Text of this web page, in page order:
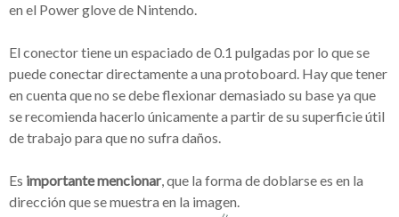
en el Power glove de Nintendo.
El conector tiene un espaciado de 0.1 pulgadas por lo que se
puede conectar directamente a una protoboard. Hay que tener
en cuenta que no se debe flexionar demasiado su base ya que
se recomienda hacerlo únicamente a partir de su superficie útil
de trabajo para que no sufra daños.
Es importante mencionar, que la forma de doblarse es en la
dirección que se muestra en la imagen.